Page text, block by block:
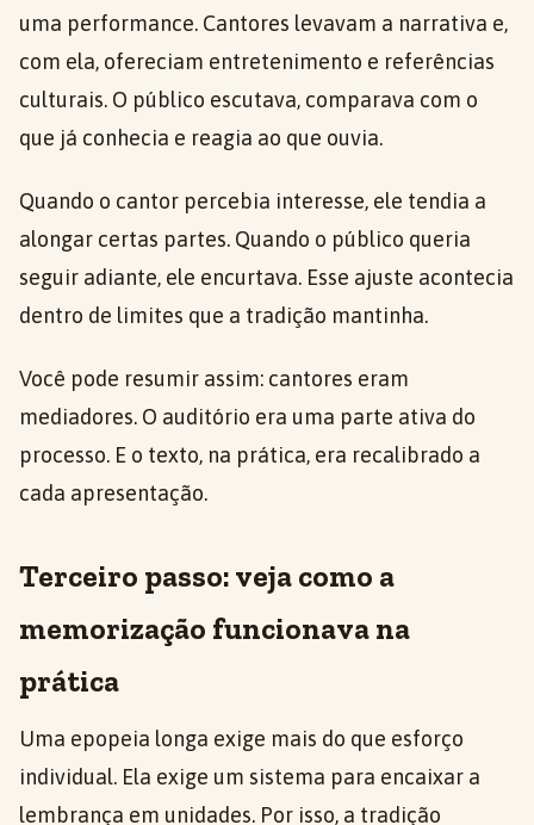
uma performance. Cantores levavam a narrativa e,
com ela, ofereciam entretenimento e referências
culturais. O público escutava, comparava com o
que já conhecia e reagia ao que ouvia.
Quando o cantor percebia interesse, ele tendia a
alongar certas partes. Quando o público queria
seguir adiante, ele encurtava. Esse ajuste acontecia
dentro de limites que a tradição mantinha.
Você pode resumir assim: cantores eram
mediadores. O auditório era uma parte ativa do
processo. E o texto, na prática, era recalibrado a
cada apresentação.
Terceiro passo: veja como a
memorização funcionava na
prática
Uma epopeia longa exige mais do que esforço
individual. Ela exige um sistema para encaixar a
lembrança em unidades. Por isso, a tradição